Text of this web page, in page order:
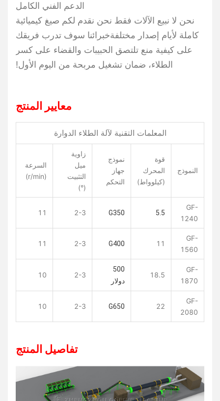
الدعم الفني الكامل
نحن لا نبيع الآلات فقط نحن نقدم لكم صيغ كيميائية
كاملة لأيام إصدار مختلفةخبرائنا سوف تدرب فريقك
على كيفية منع تلتصق الحبيبات والقضاء على كسر
الطلاء، ضمان تشغيل مربحة من اليوم الأول!
معايير المنتج
المعلمات التقنية لآلة الطلاء الدوارة
النموذج
المحرك
(كيلوواط)
نموذج
التحكم
التثبيت
السرعة
1240
1560
1870
2080
تفاصيل المنتج